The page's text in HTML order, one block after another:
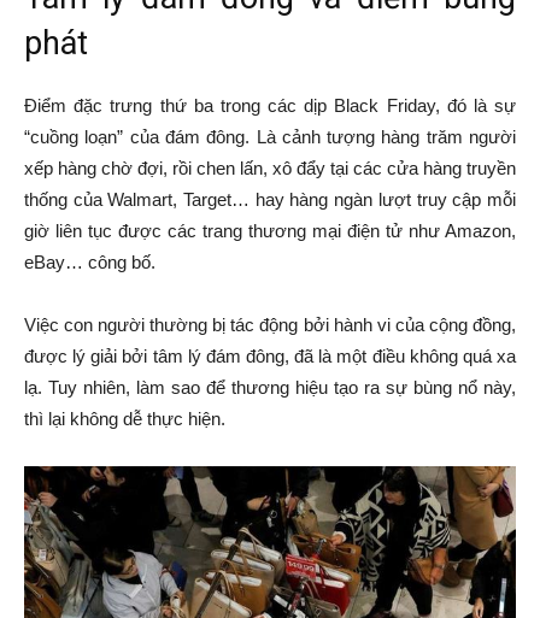
phát
Điểm đặc trưng thứ ba trong các dịp Black Friday, đó là sự
“cuồng loạn” của đám đông. Là cảnh tượng hàng trăm người
xếp hàng chờ đợi, rồi chen lấn, xô đẩy tại các cửa hàng truyền
thống của Walmart, Target… hay hàng ngàn lượt truy cập mỗi
giờ liên tục được các trang thương mại điện tử như Amazon,
eBay… công bố.
Việc con người thường bị tác động bởi hành vi của cộng đồng,
được lý giải bởi tâm lý đám đông, đã là một điều không quá xa
lạ. Tuy nhiên, làm sao để thương hiệu tạo ra sự bùng nổ này,
thì lại không dễ thực hiện.